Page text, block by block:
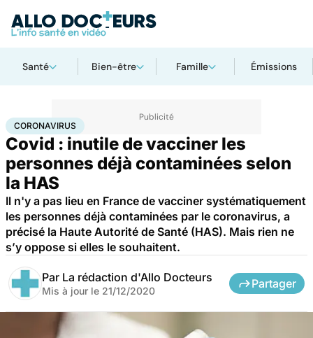
Santé Bien-être Famille Émissions
AccueilSantéMaladies Coronavirus
CORONAVIRUS
Covid : inutile de vacciner les
personnes déjà contaminées selon
la HAS
Il n'y a pas lieu en France de vacciner systématiquement
les personnes déjà contaminées par le coronavirus, a
précisé la Haute Autorité de Santé (HAS). Mais rien ne
s’y oppose si elles le souhaitent.
Par La rédaction d'Allo Docteurs
Mis à jour le 21/12/2020
Partager